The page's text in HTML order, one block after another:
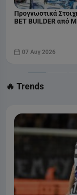
Προγνωστικά
BET BUILDER
07 Αυγ 2026
🔥 Trends